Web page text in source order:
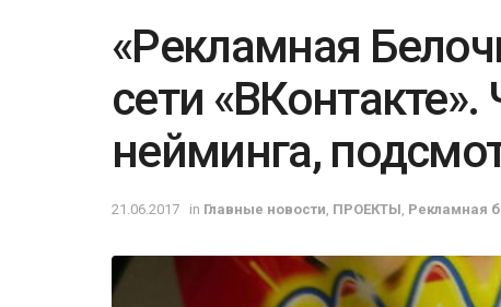
«Рекламная
сети
нейминга,
21.06.2017 in Главные новости ПРОЕКТЫ Рекламная